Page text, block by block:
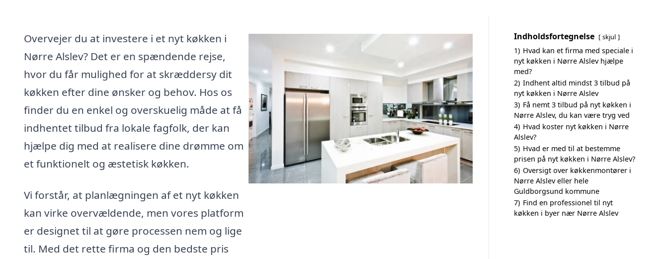
Overvejer du at investere i et nyt køkken i
Nørre Alslev? Det er en spændende rejse,
hvor du får mulighed for at skræddersy dit
køkken efter dine ønsker og behov. Hos os
finder du en enkel og overskuelig måde at få
indhentet tilbud fra lokale fagfolk, der kan
hjælpe dig med at realisere dine drømme om
et funktionelt og æstetisk køkken.
Vi forstår, at planlægningen af et nyt køkken
kan virke overvældende, men vores platform
er designet til at gøre processen nem og lige
til. Med det rette firma og den bedste pris
Indholdsfortegnelse skjul
1) Hvad kan et firma med speciale i
nyt køkken i Nørre Alslev hjælpe
med?
2) Indhent altid mindst 3 tilbud på
nyt køkken i Nørre Alslev
3) Få nemt 3 tilbud på nyt køkken i
Nørre Alslev, du kan være tryg ved
4) Hvad koster nyt køkken i Nørre
Alslev?
5) Hvad er med til at bestemme
prisen på nyt køkken i Nørre Alslev?
6) Oversigt over køkkenmontører i
Nørre Alslev eller hele
Guldborgsund kommune
7) Find en professionel til nyt
køkken i byer nær Nørre Alslev